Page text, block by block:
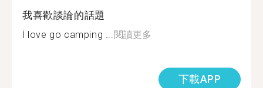
我喜歡談論的話題
İ love go camping ...閱讀更多
下載APP